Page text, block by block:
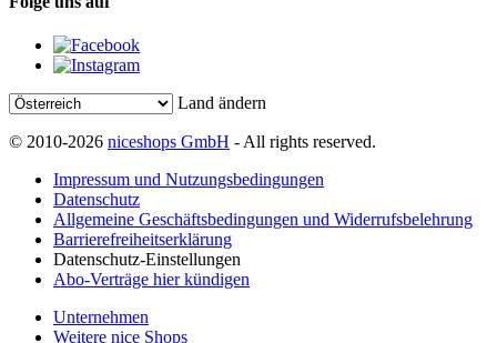
Land ändern
© 2010-2026 niceshops GmbH - All rights reserved.
Impressum und Nutzungsbedingungen
Datenschutz
Allgemeine Geschäftsbedingungen und Widerrufsbelehrung
Barrierefreiheitserklärung
Datenschutz-Einstellungen
Abo-Verträge hier kündigen
Unternehmen
Weitere nice Shops